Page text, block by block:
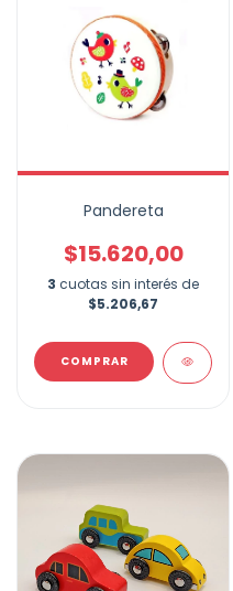
Pandereta
$15.620,00
3 cuotas sin interés de
$5.206,67